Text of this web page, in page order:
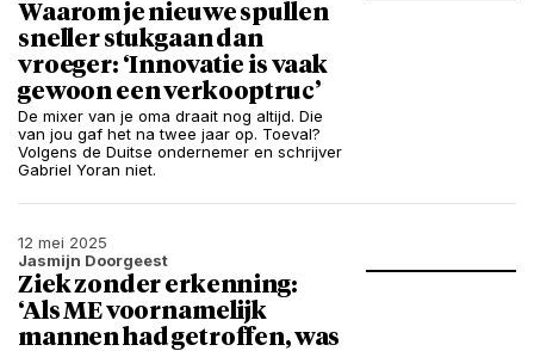
Waarom je nieuwe spullen
sneller stukgaan dan
vroeger: ‘Innovatie is vaak
gewoon een verkooptruc’
De mixer van je oma draait nog altijd. Die
van jou gaf het na twee jaar op. Toeval?
Volgens de Duitse ondernemer en schrijver
Gabriel Yoran niet.
12 mei 2025
Jasmijn Doorgeest
Ziek zonder erkenning:
‘Als ME voornamelijk
mannen had getroffen, was